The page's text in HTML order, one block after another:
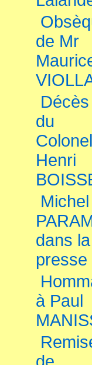
de Mr
Décès
du
Colonel
Henri
Michel
dans la
presse
à Paul